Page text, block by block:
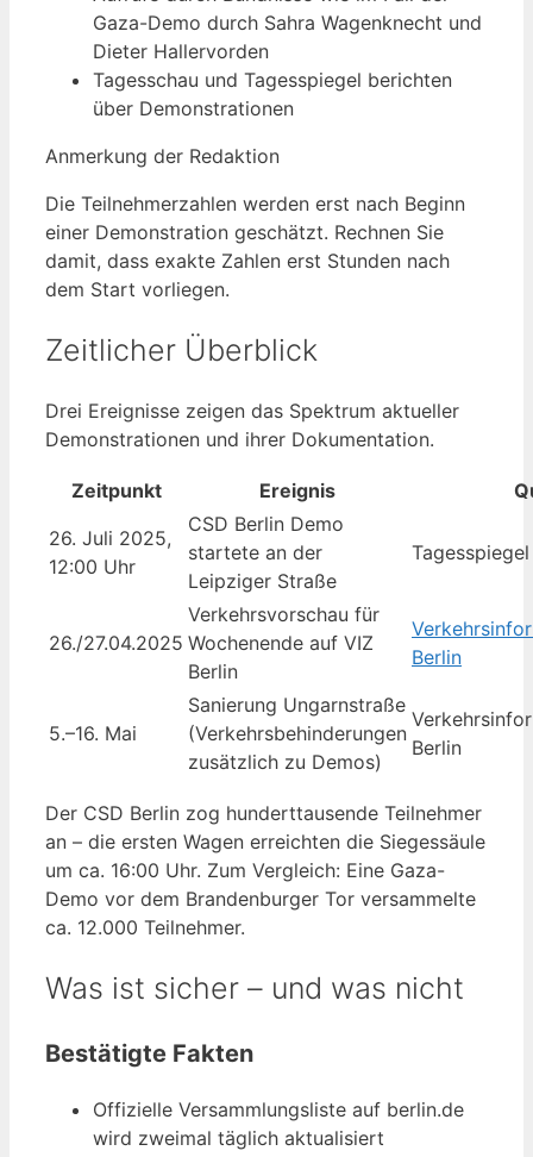
Gaza-Demo durch Sahra Wagenknecht und
Dieter Hallervorden
Tagesschau und Tagesspiegel berichten
über Demonstrationen
Anmerkung der Redaktion
Die Teilnehmerzahlen werden erst nach Beginn
einer Demonstration geschätzt. Rechnen Sie
damit, dass exakte Zahlen erst Stunden nach
dem Start vorliegen.
Zeitlicher Überblick
Drei Ereignisse zeigen das Spektrum aktueller
Demonstrationen und ihrer Dokumentation.
Zeitpunkt Ereignis
26. Juli 2025,
12:00 Uhr
CSD Berlin Demo
startete an der
Leipziger Straße
Tagesspiegel
26./27.04.2025
Verkehrsvorschau für
Wochenende auf VIZ
Berlin
Berlin
5.–16. Mai
Sanierung Ungarnstraße
(Verkehrsbehinderungen
zusätzlich zu Demos)
Berlin
Der CSD Berlin zog hunderttausende Teilnehmer
an – die ersten Wagen erreichten die Siegessäule
um ca. 16:00 Uhr. Zum Vergleich: Eine Gaza-
Demo vor dem Brandenburger Tor versammelte
ca. 12.000 Teilnehmer.
Was ist sicher – und was nicht
Bestätigte Fakten
Offizielle Versammlungsliste auf berlin.de
wird zweimal täglich aktualisiert